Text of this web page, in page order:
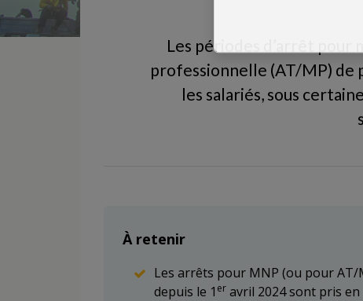
Les périodes d’arrêt pour
professionnelle (AT/MP) de
les salariés, sous
À retenir
Les arrêts pour MNP (ou pour AT/
depuis le 1 er avril 2024 sont pris